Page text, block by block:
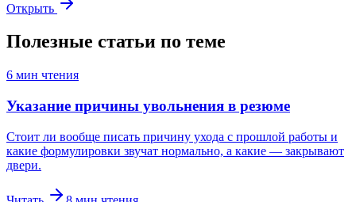
Открыть
Полезные статьи по теме
6 мин чтения
Указание причины увольнения в резюме
Стоит ли вообще писать причину ухода с прошлой работы и
какие формулировки звучат нормально, а какие — закрывают
двери.